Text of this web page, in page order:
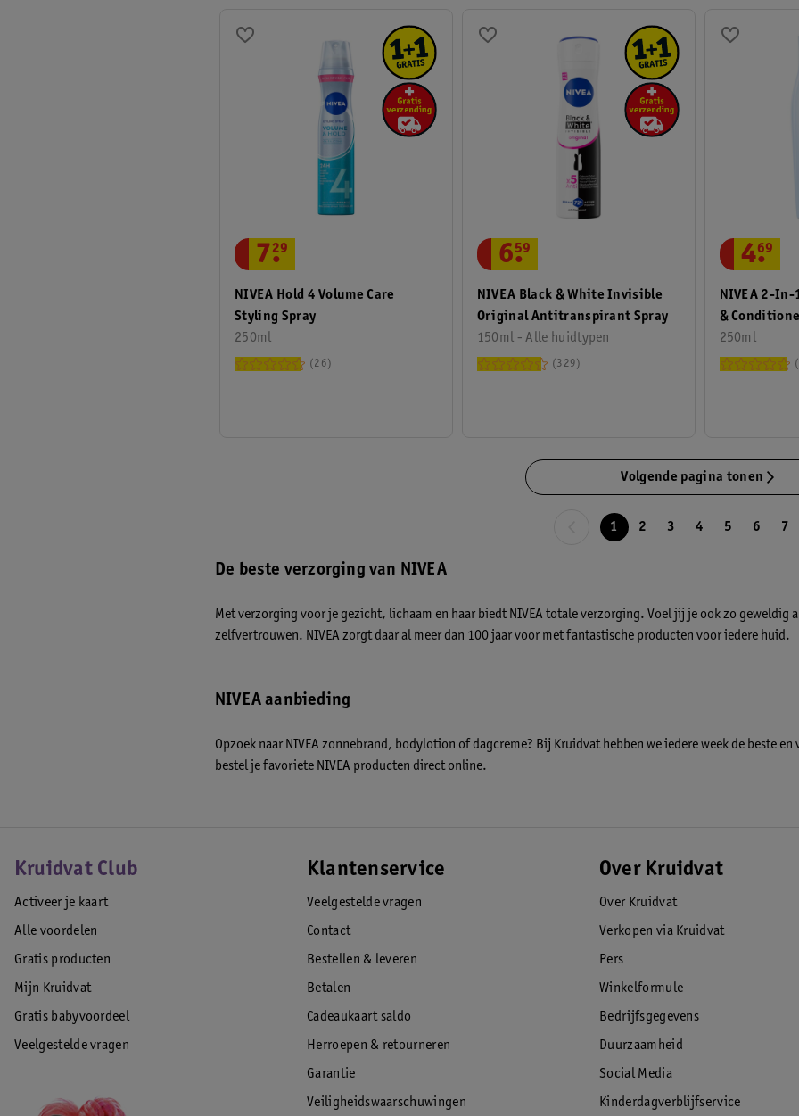
NIVEA Hold 4 Volume Care
Styling Spray
250ml
7.
29
26
NIVEA Black & White Invisible
Original Antitranspirant Spray
150ml - Alle huidtypen
6.
59
329
NIVEA 2-In-
&
250ml
4.
69
Volgende pagina tonen
1 2 3 4 5 6 7
De beste verzorging van NIVEA
Met verzorging voor je gezicht, lichaam en haar biedt NIVEA totale verzorging. Voel jij je ook zo geweldig
zelfvertrouwen. NIVEA zorgt daar al meer dan 100 jaar voor met fantastische producten voor iedere huid.
NIVEA aanbieding
Opzoek naar NIVEA zonnebrand, bodylotion of dagcreme? Bij Kruidvat hebben we iedere week de beste
bestel je favoriete NIVEA producten direct online.
Kruidvat Club
Activeer je kaart
Alle voordelen
Gratis producten
Mijn Kruidvat
Gratis babyvoordeel
Veelgestelde vragen
Klantenservice
Veelgestelde vragen
Contact
Bestellen & leveren
Betalen
Cadeaukaart saldo
Herroepen & retourneren
Garantie
Veiligheidswaarschuwingen
Over Kruidvat
Over Kruidvat
Verkopen via Kruidvat
Pers
Winkelformule
Bedrijfsgegevens
Duurzaamheid
Social Media
Kinderdagverblijfservice